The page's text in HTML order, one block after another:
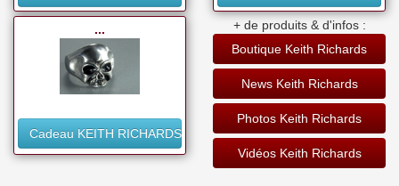
...
Cadeau KEITH RICHARDS
+ de produits & d'infos :
Boutique Keith Richards
News Keith Richards
Photos Keith Richards
Vidéos Keith Richards